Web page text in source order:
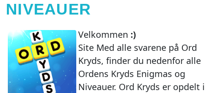
NIVEAUER
Velkommen :)
Site Med alle svarene på Ord
Kryds, finder du nedenfor alle
Ordens Kryds Enigmas og
Niveauer. Ord Kryds er opdelt i